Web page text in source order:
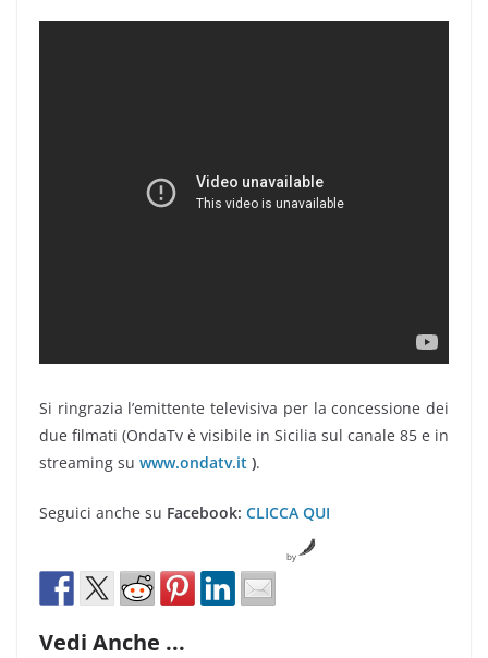
Si ringrazia l’emittente televisiva per la concessione dei
due filmati (OndaTv è visibile in Sicilia sul canale 85 e in
streaming su www.ondatv.it ).
Seguici anche su Facebook: CLICCA QUI
by
Vedi Anche ...